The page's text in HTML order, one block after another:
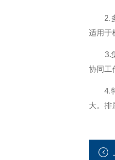
2.多
适用于
3.集
协同工
4.特
大。排